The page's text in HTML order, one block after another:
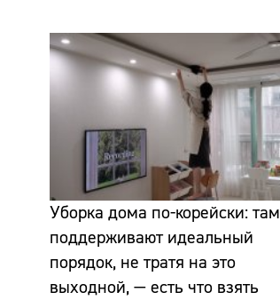
Уборка дома по-корейски: там
поддерживают идеальный
порядок, не тратя на это
выходной, — есть что взять